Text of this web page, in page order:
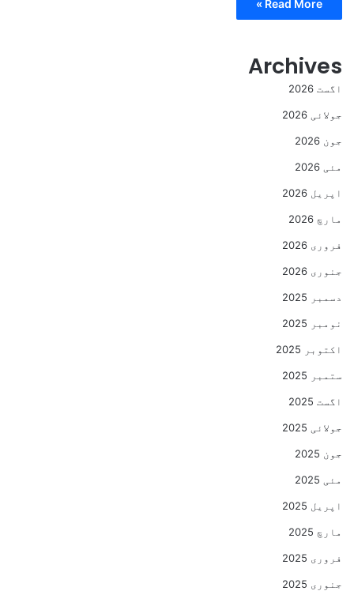
Read More »
Archives
اگست 2026
جولائی 2026
جون 2026
مئی 2026
اپریل 2026
مارچ 2026
فروری 2026
جنوری 2026
دسمبر 2025
نومبر 2025
اکتوبر 2025
ستمبر 2025
اگست 2025
جولائی 2025
جون 2025
مئی 2025
اپریل 2025
مارچ 2025
فروری 2025
جنوری 2025